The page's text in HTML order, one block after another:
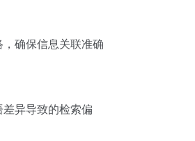
确保信息关联准确
差异导致的检索偏